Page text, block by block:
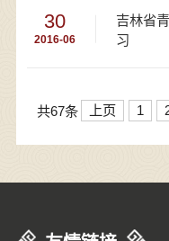
30
2016-06
吉林省
习
共67条 上页 1